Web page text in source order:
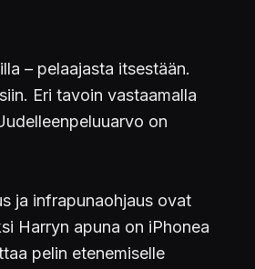
– pelaajasta itsestään.
Eri tavoin vastaamalla
on
ja infrapunaohjaus ovat
Harryn apuna on iPhonea
pelin etenemiselle